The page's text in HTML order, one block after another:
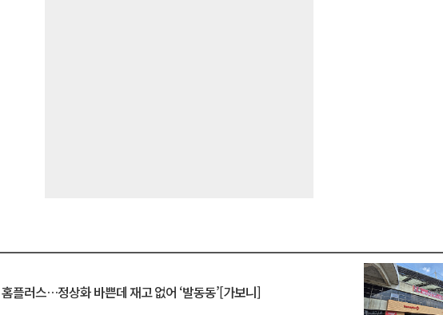
플러스…정상화 바쁜데 재고 없어 ‘발동동’[가보니]